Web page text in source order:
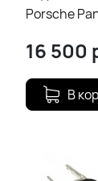
Porsche
16 500
В